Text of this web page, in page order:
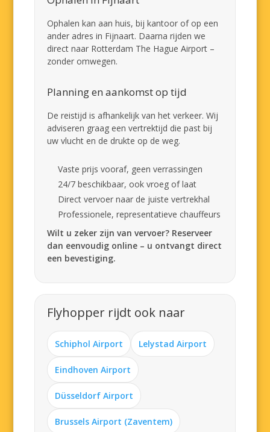
Ophalen kan aan huis, bij kantoor of op een
ander adres in Fijnaart. Daarna rijden we
direct naar Rotterdam The Hague Airport –
zonder omwegen.
Planning en aankomst op tijd
De reistijd is afhankelijk van het verkeer. Wij
adviseren graag een vertrektijd die past bij
uw vlucht en de drukte op de weg.
Vaste prijs vooraf, geen verrassingen
24/7 beschikbaar, ook vroeg of laat
Direct vervoer naar de juiste vertrekhal
Professionele, representatieve chauffeurs
Wilt u zeker zijn van vervoer? Reserveer
dan eenvoudig online – u ontvangt direct
een bevestiging.
Flyhopper rijdt ook naar
Schiphol Airport Lelystad Airport
Eindhoven Airport
Düsseldorf Airport
Brussels Airport (Zaventem)